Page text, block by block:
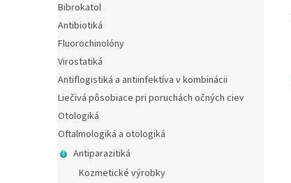
Bibrokatol
Antibiotiká
Fluorochinolóny
Virostatiká
Antiflogistiká a antiinfektíva v kombinácii
Liečivá pôsobiace pri poruchách očných ciev
Otologiká
Oftalmologiká a otologiká
Antiparazitiká
Kozmetické výrobky